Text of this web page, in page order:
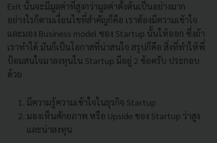
Exit นั้นจะมีมูลค่าที่สูงกว่ามูลค่าตั้งต้นเป็นอย่างมาก
อย่างไรก็ตามเงื่อนไขที่สำคัญก็คือ เราต้องมีความเข้าใจ
และมอง Business model ของ Startup นั้นให้ออก ซึ่งถ้า
เราทำได้ มันก็เป็นโอกาสที่น่าสนใจ สรุปก็คือ สิ่งที่ทำให้พี่
ป้อมสนใจมาลงทุนใน Startup มีอยู่ 2 ข้อครับ ประกอบ
ด้วย
มีความรู้ความเข้าใจในธุรกิจ Startup
มองเห็นศักยภาพ หรือ Upside ของ Startup ว่าสูง
และน่าลงทุน